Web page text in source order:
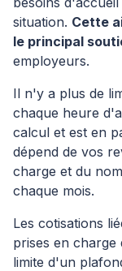
situation. Cette
le principal
employeurs.
Il n'y a plus de
chaque heure
calcul et est en
dépend de vos
charge et du
chaque mois.
Les cotisations
prises en charge
limite d'un